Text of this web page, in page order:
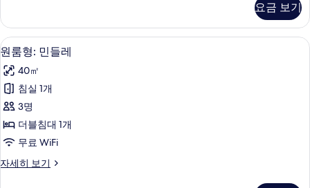
두
보
기
린
초
자
히
보
기
요금 보기
원
룸
형:
민
들
레
진
원룸형: 민들레 | 무료 WiFi, 각각 다른
10
원룸형: 민들레
40㎡
침실 1개
3명
더블침대 1개
무료 WiFi
자세히 보기
원